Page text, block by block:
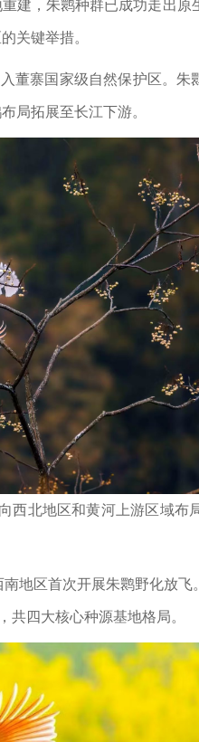
建，朱鹮种群已成功走出
关键举措。
董寨国家级自然保护区。朱
局拓展至长江下游。
西北地区和黄河上游区域布
地区首次开展朱鹮野化放飞
四大核心种源基地格局。